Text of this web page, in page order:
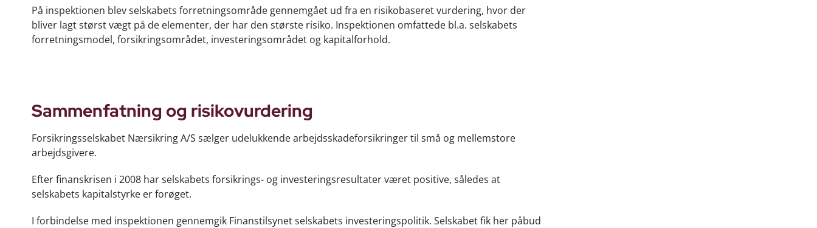
På inspektionen blev selskabets forretningsområde gennemgået ud fra en risikobaseret vurdering, hvor der
bliver lagt størst vægt på de elementer, der har den største risiko. Inspektionen omfattede bl.a. selskabets
forretningsmodel, forsikringsområdet, investeringsområdet og kapitalforhold.
Sammenfatning og risikovurdering
Forsikringsselskabet Nærsikring A/S sælger udelukkende arbejdsskadeforsikringer til små og mellemstore
arbejdsgivere.
Efter finanskrisen i 2008 har selskabets forsikrings- og investeringsresultater været positive, således at
selskabets kapitalstyrke er forøget.
I forbindelse med inspektionen gennemgik Finanstilsynet selskabets investeringspolitik. Selskabet fik her påbud